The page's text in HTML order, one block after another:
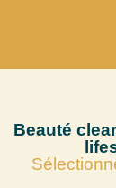
Beauté